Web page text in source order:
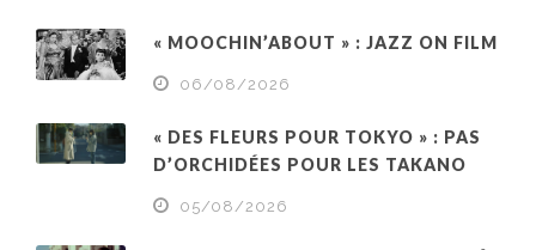
« MOOCHIN’ABOUT » : JAZZ ON FILM
06/08/2026
« DES FLEURS POUR TOKYO » : PAS
D’ORCHIDÉES POUR LES TAKANO
05/08/2026